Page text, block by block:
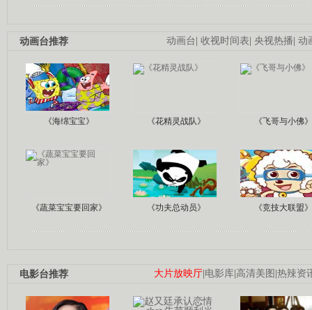
动画台| 收视时间表| 央视热播| 动
动画台推荐
《海绵宝宝》 《花精灵战队》 《飞哥与小佛》
《蔬菜宝宝要回家》 《功夫总动员》 《竞技大联盟》
大片放映厅|电影库|高清美图 |热辣资
电影台推荐